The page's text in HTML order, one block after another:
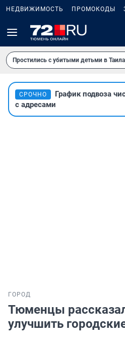
НЕДВИЖИМОСТЬ ПРОМОКОДЫ
Простились с убитыми детьми в
СРОЧНО
График подвоза
с адресами
ГОРОД
Тюменцы
улучшить